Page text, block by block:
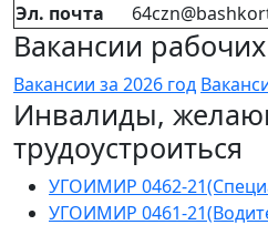
Эл. почта
Вакансии
Вакансии за 2026 год
Инвалиды,
трудоустроиться
УГОИМИР 0462-
УГОИМИР 0461-